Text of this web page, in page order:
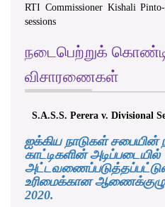
RTI Commissioner Kishali Pinto-
sessions
நடைபெற்றுக்
விசாரணைகள்
S.A.S.S. Perera v. Divisional
ஐக்கிய நாடுகள் சபையின்
காட்டிகளின் அடிப்படையில்
உரிமைக்கான
2020.